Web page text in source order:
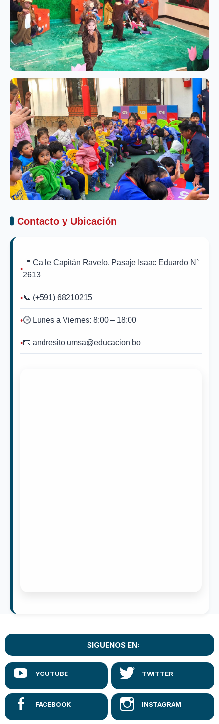
Contacto y Ubicación
📍 Calle Capitán Ravelo, Pasaje Isaac Eduardo N°
2613
📞 (+591) 68210215
🕒 Lunes a Viernes: 8:00 – 18:00
📧 andresito.umsa@educacion.bo
SIGUENOS EN: